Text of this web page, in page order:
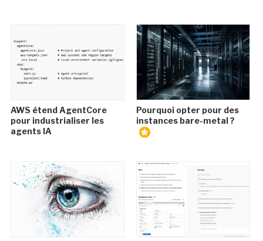
AWS étend AgentCore
pour industrialiser les
agents IA
Pourquoi opter pour des
instances bare-metal ?